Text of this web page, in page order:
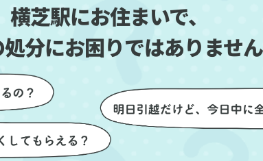
作業が終わった後
からお願いしなく
単に清掃していた
象でした。
の仕方やリサイク
についても教えて
後の片付けにも役
えました。また何
とができました。
横芝駅にお住まいで、
分にお困りではありませ